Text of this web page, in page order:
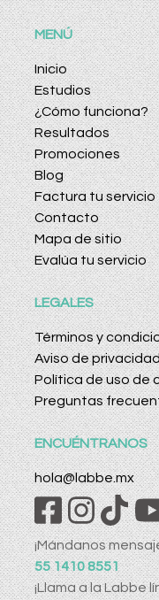
MENÚ
Inicio
Estudios
¿Cómo funciona?
Resultados
Promociones
Blog
Factura tu servicio
Contacto
Mapa de sitio
Evalúa tu servicio
LEGALES
Términos y
Aviso de privacidad
Política de uso de
Preguntas
ENCUÉNTRANOS
hola@labbe.mx
¡Mándanos
55 1410 8551
¡Llama a la Labbe